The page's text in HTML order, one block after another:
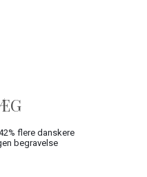
flere danskere
begravelse